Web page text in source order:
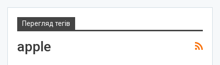
Перегляд тегів
apple